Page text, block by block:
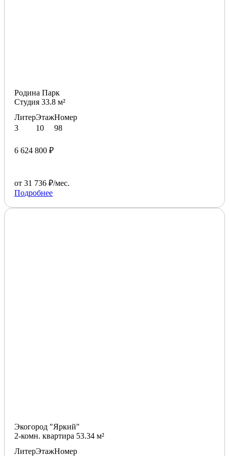
Родина Парк
Студия 33.8 м²
Литер
3
Этаж
10
Номер
98
6 624 800 ₽
от 31 736 ₽/мес.
Подробнее
Экогород "Яркий"
2-комн. квартира 53.34 м²
ЛитерЭтажНомер